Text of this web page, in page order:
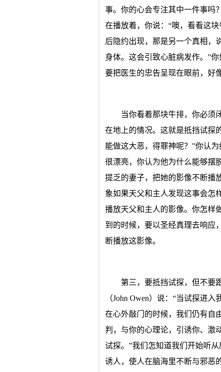
事。你的心会专注其中一件事吗
在播放着，你说：“噢，看看这
后隐约出现，那是另一个真相，
身体。这会引致心脏病发作。”
要把医生的忠告呈现在眼前，好
当你看着那块牛排，你必须
在地上的情况。这就是抵挡试探
能做这大恶，得罪神呢？”你认
很漂亮，你认为他为什么能够摆
提乏的妻子，把她的影像不断播
象如果天父和主人发现这事会怎
播放天父和主人的影像。你怎样
到的时候，要以圣经真理去响应
断播放这影像。
第三，要抵挡试探，但不要
（John Owen）说：“当试探进
在心外敲门的时候，我们仍有自
判，与你的心理论，引诱你、
试探。”我们怎知道我们开始听
诱人，使人在脑海里不断与邪恶